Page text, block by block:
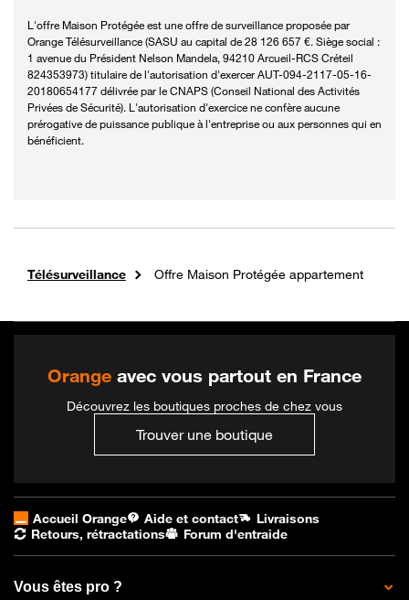
L'offre Maison Protégée est une offre de surveillance proposée par
Orange Télésurveillance (SASU au capital de 28 126 657 €. Siège social :
1 avenue du Président Nelson Mandela, 94210 Arcueil-RCS Créteil
824353973) titulaire de l'autorisation d'exercer AUT-094-2117-05-16-
20180654177 délivrée par le CNAPS (Conseil National des Activités
Privées de Sécurité). L'autorisation d'exercice ne confère aucune
prérogative de puissance publique à l'entreprise ou aux personnes qui en
bénéficient.
Boutique Orange
Télésurveillance Offre Maison Protégée appartement